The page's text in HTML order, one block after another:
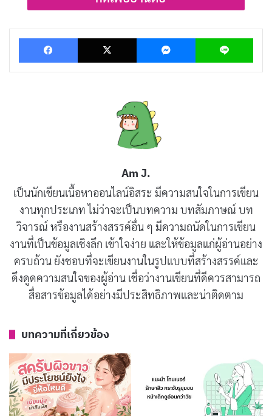
เลือกแบรนด์น่าเชื่อถือ: เลือกแบรนด์มีรีวิว ผ่าน อย.
ปลอดภัย ไร้สารอันตราย
มาดู 10 ครีมลบรอยสิว ตัวช่วยฟื้นฟูผิว ลดรอยแดง รอยดำ
Puricas Dragon’s Blood Scar Gel
Facebook X Messenger Line
Am J.
เป็นนักเขียนเนื้อหาออนไลน์อิสระ มีความสนใจในการเขียน
งานทุกประเภท ไม่ว่าจะเป็นบทความ บทสัมภาษณ์ บท
วิจารณ์ หรืองานสร้างสรรค์อื่น ๆ มีความถนัดในการเขียน
งานที่เป็นข้อมูลเชิงลึก เข้าใจง่าย และให้ข้อมูลแก่ผู้อ่านอย่าง
ครบถ้วน ยังชอบที่จะเขียนงานในรูปแบบที่สร้างสรรค์และ
ดึงดูดความสนใจของผู้อ่าน เชื่อว่างานเขียนที่ดีควรสามารถ
สื่อสารข้อมูลได้อย่างมีประสิทธิภาพและน่าติดตาม
บทความที่เกี่ยวข้อง